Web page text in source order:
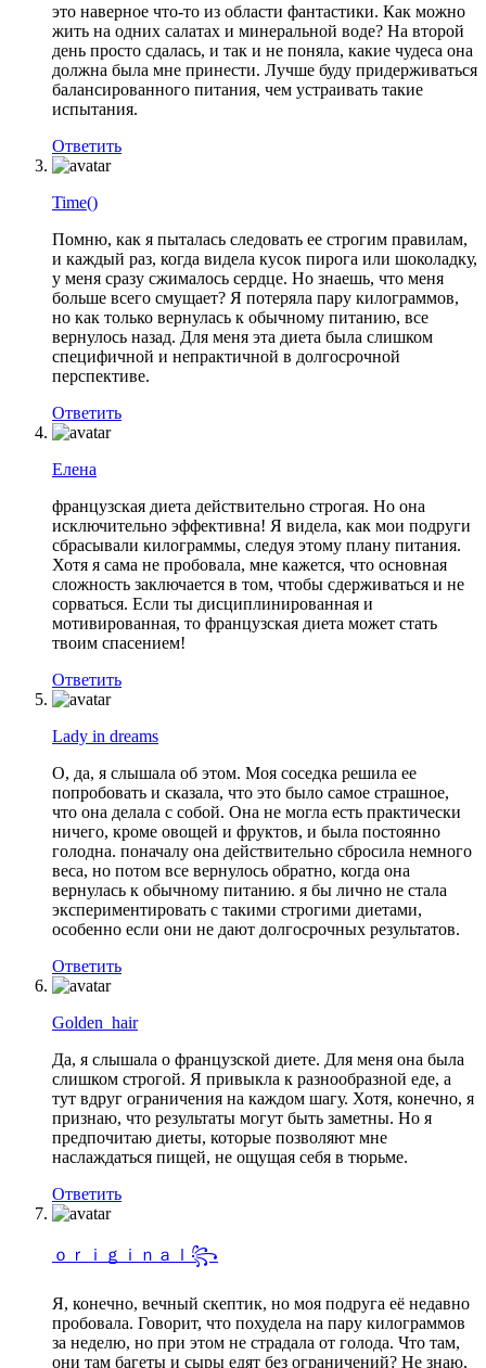
это наверное что-то из области фантастики. Как можно
жить на одних салатах и минеральной воде? На второй
день просто сдалась, и так и не поняла, какие чудеса она
должна была мне принести. Лучше буду придерживаться
балансированного питания, чем устраивать такие
испытания.
Ответить
Time()
Помню, как я пыталась следовать ее строгим правилам,
и каждый раз, когда видела кусок пирога или шоколадку,
у меня сразу сжималось сердце. Но знаешь, что меня
больше всего смущает? Я потеряла пару килограммов,
но как только вернулась к обычному питанию, все
вернулось назад. Для меня эта диета была слишком
специфичной и непрактичной в долгосрочной
перспективе.
Ответить
Елена
французская диета действительно строгая. Но она
исключительно эффективна! Я видела, как мои подруги
сбрасывали килограммы, следуя этому плану питания.
Хотя я сама не пробовала, мне кажется, что основная
сложность заключается в том, чтобы сдерживаться и не
сорваться. Если ты дисциплинированная и
мотивированная, то французская диета может стать
твоим спасением!
Ответить
Lady in dreams
О, да, я слышала об этом. Моя соседка решила ее
попробовать и сказала, что это было самое страшное,
что она делала с собой. Она не могла есть практически
ничего, кроме овощей и фруктов, и была постоянно
голодна. поначалу она действительно сбросила немного
веса, но потом все вернулось обратно, когда она
вернулась к обычному питанию. я бы лично не стала
экспериментировать с такими строгими диетами,
особенно если они не дают долгосрочных результатов.
Ответить
Golden_hair
Да, я слышала о французской диете. Для меня она была
слишком строгой. Я привыкла к разнообразной еде, а
тут вдруг ограничения на каждом шагу. Хотя, конечно, я
признаю, что результаты могут быть заметны. Но я
предпочитаю диеты, которые позволяют мне
наслаждаться пищей, не ощущая себя в тюрьме.
Ответить
ｏｒｉｇｉｎａｌ꧂
Я, конечно, вечный скептик, но моя подруга её недавно
пробовала. Говорит, что похудела на пару килограммов
за неделю, но при этом не страдала от голода. Что там,
они там багеты и сыры едят без ограничений? Не знаю,